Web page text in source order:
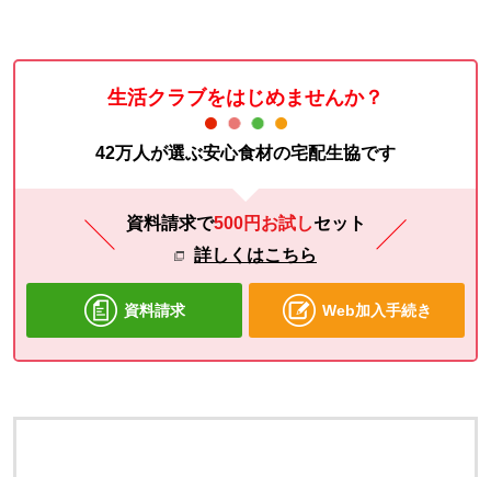
生活クラブをはじめませんか？
42万人が選ぶ安心食材の宅配生協です
資料請求で500円お試しセット
詳しくはこちら
資料請求 Web加入手続き